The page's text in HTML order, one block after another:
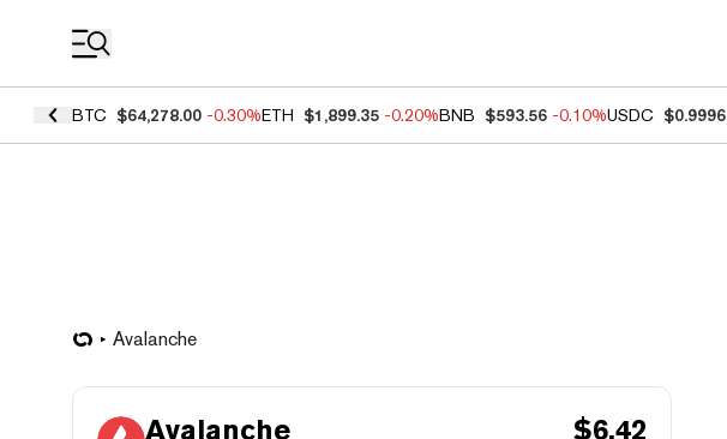
BTC $64,278.00 -0.30%ETH $1,899.35 -0.20%BNB $593.56 -0.10%USDC $0.9996
Avalanche
Avalanche $6.42